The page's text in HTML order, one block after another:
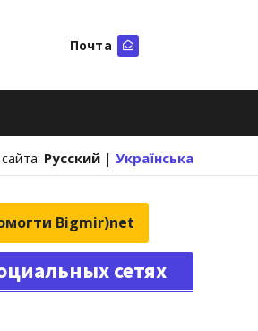
Почта
Русский | Українська
Bigmir)net
сетях